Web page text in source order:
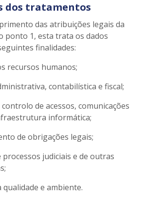
dos tratamentos
das atribuições legais da
ponto 1, esta trata os dados
finalidades:
humanos;
contabilística e fiscal;
de acessos, comunicações
informática;
de obrigações legais;
judiciais e de outras
e ambiente.